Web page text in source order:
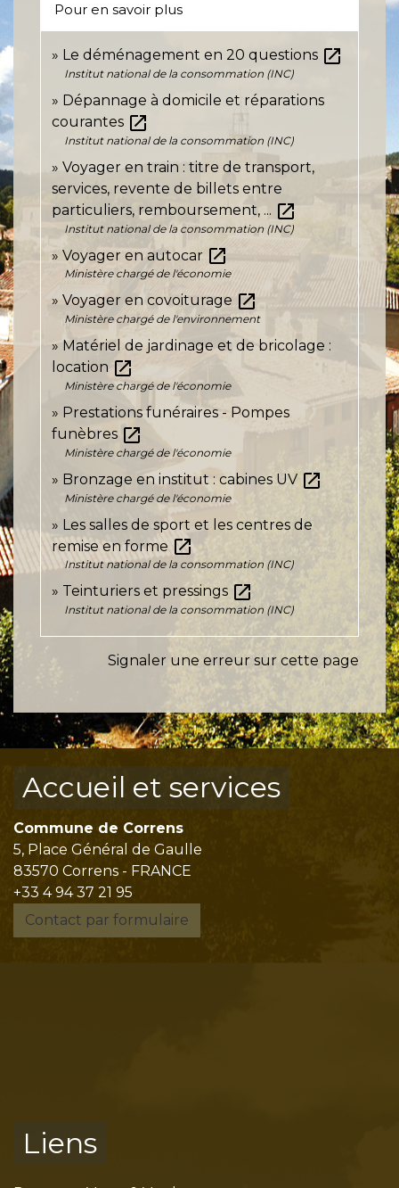
Pour en savoir plus
Le déménagement en 20 questions open_in_new
Institut national de la consommation (INC)
Dépannage à domicile et réparations
courantes open_in_new
Institut national de la consommation (INC)
Voyager en train : titre de transport,
services, revente de billets entre
particuliers, remboursement, ... open_in_new
Institut national de la consommation (INC)
Voyager en autocar open_in_new
Ministère chargé de l'économie
Voyager en covoiturage open_in_new
Ministère chargé de l'environnement
Matériel de jardinage et de bricolage :
location open_in_new
Ministère chargé de l'économie
Prestations funéraires - Pompes
funèbres open_in_new
Ministère chargé de l'économie
Bronzage en institut : cabines UV open_in_new
Ministère chargé de l'économie
Les salles de sport et les centres de
remise en forme open_in_new
Institut national de la consommation (INC)
Teinturiers et pressings open_in_new
Institut national de la consommation (INC)
Signaler une erreur sur cette page
Accueil et services
Commune de Correns
5, Place Général de Gaulle
83570 Correns - FRANCE
+33 4 94 37 21 95
Contact par formulaire
Liens